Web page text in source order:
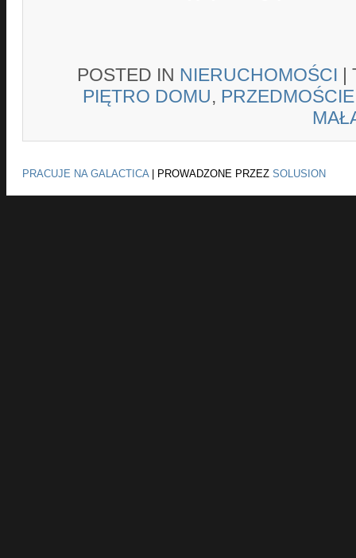
POSTED IN NIERUCHOMOŚCI |
PIĘTRO DOMU, PRZEDMOŚCIE
PRACUJE NA GALACTICA| PROWADZONE PRZEZ SOLUSION